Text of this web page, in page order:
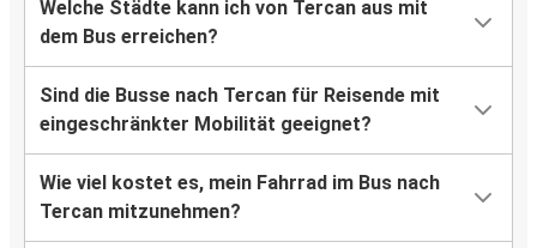
Welche Städte kann ich von Tercan aus mit
dem Bus erreichen?
Sind die Busse nach Tercan für Reisende mit
eingeschränkter Mobilität geeignet?
Wie viel kostet es, mein Fahrrad im Bus nach
Tercan mitzunehmen?